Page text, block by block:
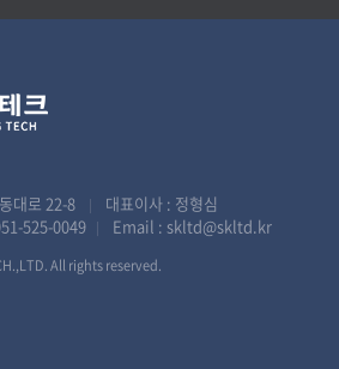
대로 22-8 |
대표이사 : 정형심
525-0049 | Email : skltd@skltd.kr
All rights reserved.